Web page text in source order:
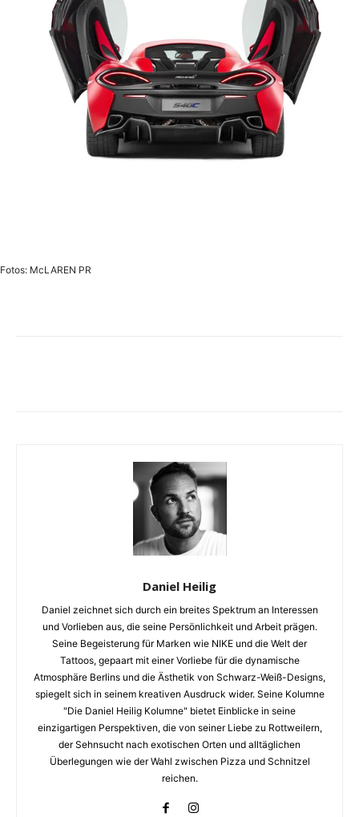
Fotos: McLAREN PR
Daniel Heilig
Daniel zeichnet sich durch ein breites Spektrum an Interessen
und Vorlieben aus, die seine Persönlichkeit und Arbeit prägen.
Seine Begeisterung für Marken wie NIKE und die Welt der
Tattoos, gepaart mit einer Vorliebe für die dynamische
Atmosphäre Berlins und die Ästhetik von Schwarz-Weiß-Designs,
spiegelt sich in seinem kreativen Ausdruck wider. Seine Kolumne
"Die Daniel Heilig Kolumne" bietet Einblicke in seine
einzigartigen Perspektiven, die von seiner Liebe zu Rottweilern,
der Sehnsucht nach exotischen Orten und alltäglichen
Überlegungen wie der Wahl zwischen Pizza und Schnitzel
reichen.